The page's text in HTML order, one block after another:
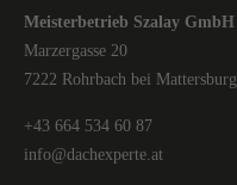
Meisterbetrieb Szalay GmbH
Marzergasse 20
7222 Rohrbach bei Mattersburg
+43 664 534 60 87
info@dachexperte.at